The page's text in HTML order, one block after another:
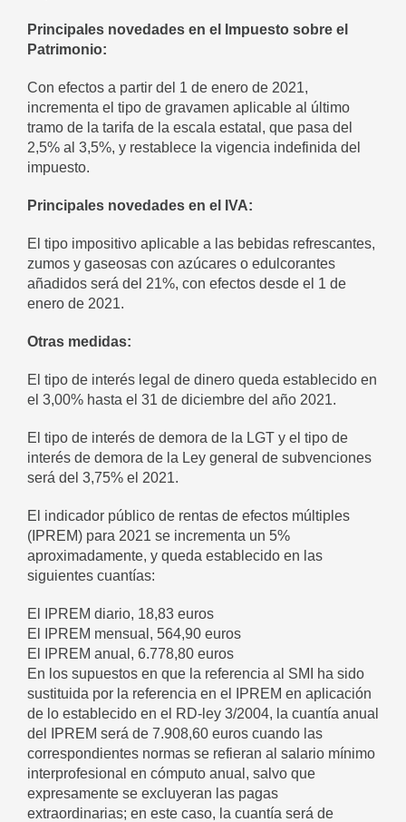
Principales novedades en el Impuesto sobre el
Patrimonio:
Con efectos a partir del 1 de enero de 2021,
incrementa el tipo de gravamen aplicable al último
tramo de la tarifa de la escala estatal, que pasa del
2,5% al 3,5%, y restablece la vigencia indefinida del
impuesto.
Principales novedades en el IVA:
El tipo impositivo aplicable a las bebidas refrescantes,
zumos y gaseosas con azúcares o edulcorantes
añadidos será del 21%, con efectos desde el 1 de
enero de 2021.
Otras medidas:
El tipo de interés legal de dinero queda establecido en
el 3,00% hasta el 31 de diciembre del año 2021.
El tipo de interés de demora de la LGT y el tipo de
interés de demora de la Ley general de subvenciones
será del 3,75% el 2021.
El indicador público de rentas de efectos múltiples
(IPREM) para 2021 se incrementa un 5%
aproximadamente, y queda establecido en las
siguientes cuantías:
El IPREM diario, 18,83 euros
El IPREM mensual, 564,90 euros
El IPREM anual, 6.778,80 euros
En los supuestos en que la referencia al SMI ha sido
sustituida por la referencia en el IPREM en aplicación
de lo establecido en el RD-ley 3/2004, la cuantía anual
del IPREM será de 7.908,60 euros cuando las
correspondientes normas se refieran al salario mínimo
interprofesional en cómputo anual, salvo que
expresamente se excluyeran las pagas
extraordinarias; en este caso, la cuantía será de